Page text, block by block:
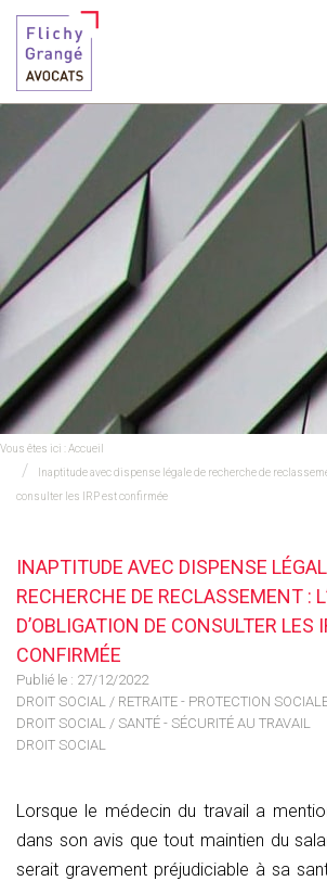
Vous êtes ici :Accueil
Inaptitude avec dispense légale de recherche de
consulter les IRP est confirmée
INAPTITUDE AVEC DISPENSE
RECHERCHE DE RECLASSEMENT :
D’OBLIGATION DE CONSULTER LES
CONFIRMÉE
Publié le : 27/12/2022
DROIT SOCIAL / RETRAITE - PROTECTION
DROIT SOCIAL / SANTÉ - SÉCURITÉ AU TRAVAIL
DROIT SOCIAL
Lorsque le médecin du travail a
dans son avis que tout maintien du
serait gravement préjudiciable à sa